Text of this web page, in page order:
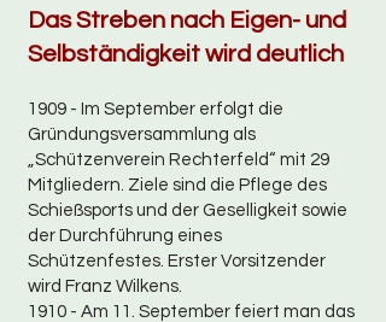
Das Streben nach Eigen- und
Selbständigkeit wird deutlich
1909 - Im September erfolgt die
Gründungsversammlung als
„Schützenverein Rechterfeld“ mit 29
Mitgliedern. Ziele sind die Pflege des
Schießsports und der Geselligkeit sowie
der Durchführung eines
Schützenfestes. Erster Vorsitzender
wird Franz Wilkens.
1910 - Am 11. September feiert man das